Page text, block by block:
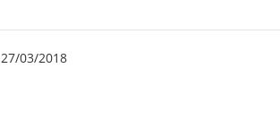
27/03/2018